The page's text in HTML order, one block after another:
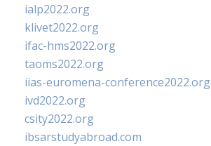
ialp2022.org
klivet2022.org
ifac-hms2022.org
taoms2022.org
iias-euromena-conference2022.org
ivd2022.org
csity2022.org
ibsarstudyabroad.com